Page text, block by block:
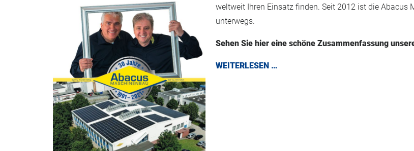
weltweit Ihren Einsatz finden. Seit 2012 ist die
unterwegs.
Sehen Sie hier eine schöne Zusammenfassung
WEITERLESEN …